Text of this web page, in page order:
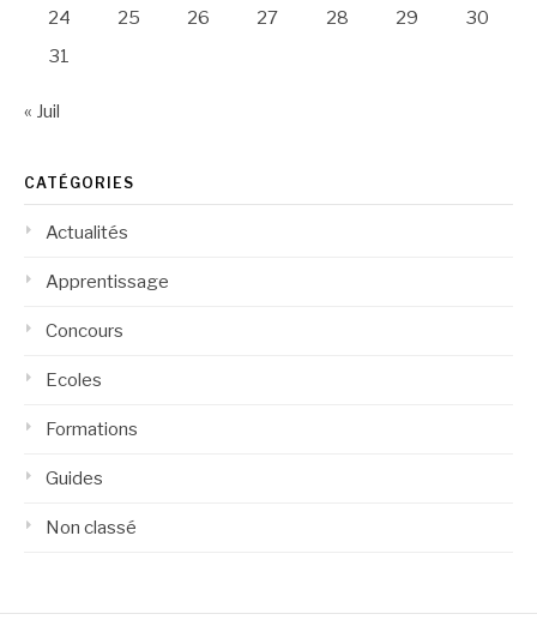
24
25 26 27 28 29
30
31
« Juil
CATÉGORIES
Actualités
Apprentissage
Concours
Ecoles
Formations
Guides
Non classé